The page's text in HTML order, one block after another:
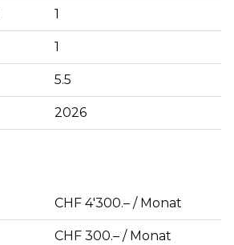
1
1
5.5
2026
CHF 4'300.– / Monat
CHF 300.– / Monat